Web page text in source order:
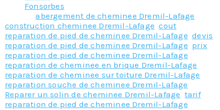
Fonsorbes
Taggedabergement de cheminee Dremil-Lafage
construction cheminee Dremil-Lafage ,cout
reparation de pied de cheminee Dremil-Lafage ,devis
reparation de pied de cheminee Dremil-Lafage prix
reparation de pied de cheminee Dremil-Lafage
reparation de cheminee en brique Dremil-Lafage
reparation de cheminee sur toiture Dremil-Lafage
reparation souche de cheminee Dremil-Lafage
Reparer un solin de cheminee Dremil-Lafage tarif
reparation de pied de cheminee Dremil-Lafage